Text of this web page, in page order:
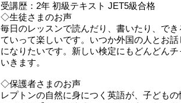
受講歴：2年 初級テキスト JET5級合格
◇生徒さまのお声
毎日のレッスンで読んだり、書いたり、でき
ていって楽しいです。いつか外国の人とお話
になりたいです。新しい検定にもどんどんチ
いきます。
◇保護者さまのお声
レプトンの自然に身につく英語が、子どもの